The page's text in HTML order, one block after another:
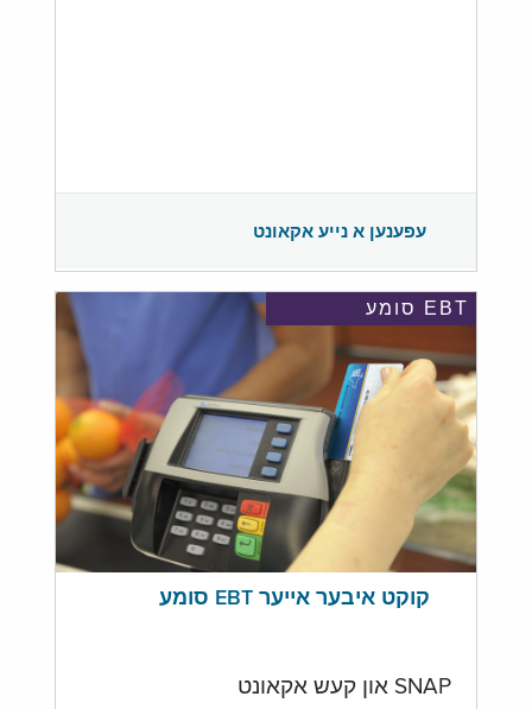
עפענען א נייע אקאונט
EBT סומע
קוקט איבער אייער EBT סומע
SNAP און קעש אקאונט